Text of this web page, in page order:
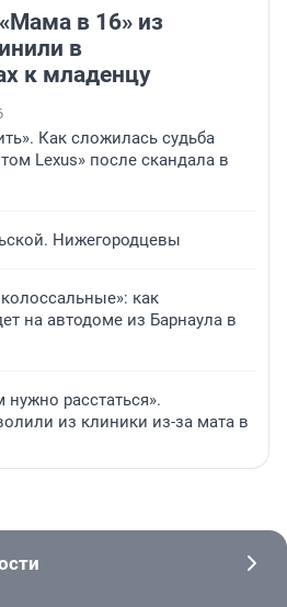
в 16» из
в
к младенцу
Как сложилась судьба
Lexus» после скандала в
Нижегородцевы
как
на автодоме из Барнаула в
расстаться».
из клиники из-за мата в